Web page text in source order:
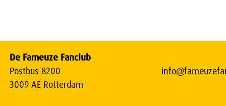
De Fameuze Fanclub
Postbus 8200
3009 AE Rotterdam